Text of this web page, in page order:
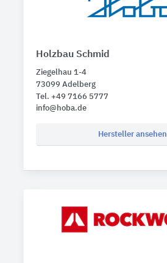
Holzbau Schmid
Ziegelhau 1-4
73099 Adelberg
Tel. +49 7166 5777
info@hoba.de
Hersteller ansehen